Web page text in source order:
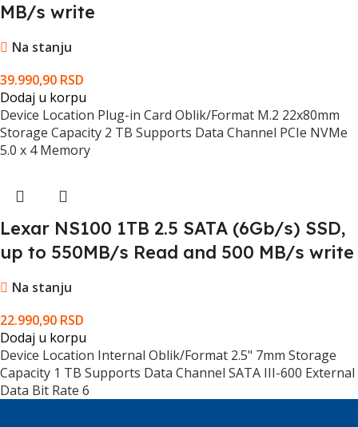
MB/s write
Na stanju
39.990,90 RSD
Dodaj u korpu
Device Location Plug-in Card Oblik/Format M.2 22x80mm
Storage Capacity 2 TB Supports Data Channel PCIe NVMe
5.0 x 4 Memory
Lexar NS100 1TB 2.5 SATA (6Gb/s) SSD,
up to 550MB/s Read and 500 MB/s write
Na stanju
22.990,90 RSD
Dodaj u korpu
Device Location Internal Oblik/Format 2.5" 7mm Storage
Capacity 1 TB Supports Data Channel SATA III-600 External
Data Bit Rate 6